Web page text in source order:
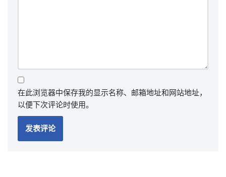
在此浏览器中保存我的显示名称、邮箱地址和网站地址，
以便下次评论时使用。